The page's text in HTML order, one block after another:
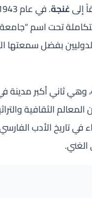
إلىغنجة
تحولت إلى جامعة متكاملة تحت
بفضل سمعتها
، وهي ثاني أكبر مدينة
الثقافية
في تاريخ الأدب